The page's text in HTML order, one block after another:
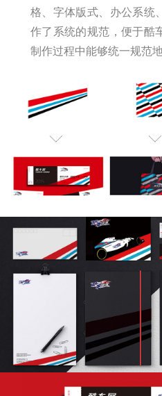
格、字体版式、办公系统
作了系统的规范，便于酷
制作过程中能够统一规范